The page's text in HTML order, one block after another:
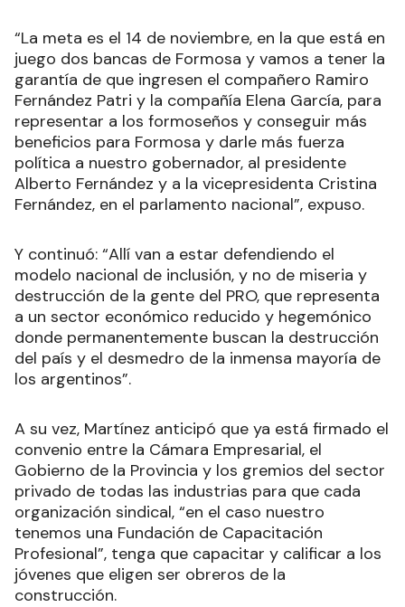
“La meta es el 14 de noviembre, en la que está en
juego dos bancas de Formosa y vamos a tener la
garantía de que ingresen el compañero Ramiro
Fernández Patri y la compañía Elena García, para
representar a los formoseños y conseguir más
beneficios para Formosa y darle más fuerza
política a nuestro gobernador, al presidente
Alberto Fernández y a la vicepresidenta Cristina
Fernández, en el parlamento nacional”, expuso.
Y continuó: “Allí van a estar defendiendo el
modelo nacional de inclusión, y no de miseria y
destrucción de la gente del PRO, que representa
a un sector económico reducido y hegemónico
donde permanentemente buscan la destrucción
del país y el desmedro de la inmensa mayoría de
los argentinos”.
A su vez, Martínez anticipó que ya está firmado el
convenio entre la Cámara Empresarial, el
Gobierno de la Provincia y los gremios del sector
privado de todas las industrias para que cada
organización sindical, “en el caso nuestro
tenemos una Fundación de Capacitación
Profesional”, tenga que capacitar y calificar a los
jóvenes que eligen ser obreros de la
construcción.